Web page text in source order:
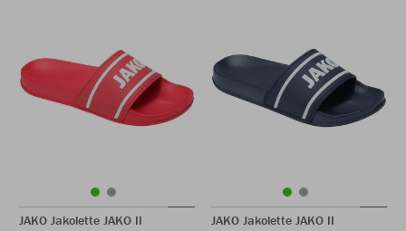
JAKO Jakolette JAKO II
JAKO Jakolette JAKO II